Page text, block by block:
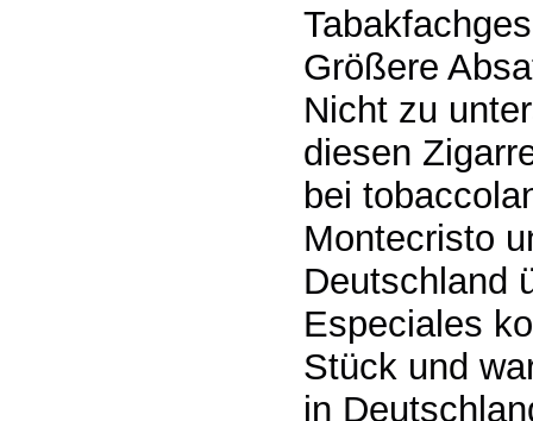
Größere
Nicht zu
diesen
bei
Montecristo
Deutschland
Especiales
Stück und
in